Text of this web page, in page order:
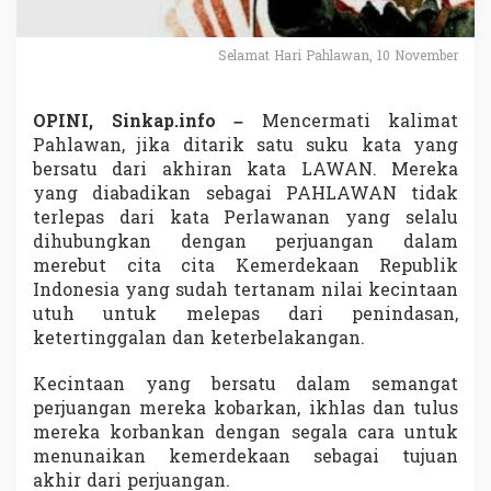
t
i
H
P
a
h
l
a
w
a
n
Selamat Hari Pahlawan, 10 November
OPINI, Sinkap.info – Mencermati kalimat
Pahlawan, jika ditarik satu suku kata yang
bersatu dari akhiran kata LAWAN. Mereka
yang diabadikan sebagai PAHLAWAN tidak
terlepas dari kata Perlawanan yang selalu
dihubungkan dengan perjuangan dalam
merebut cita cita Kemerdekaan Republik
Indonesia yang sudah tertanam nilai kecintaan
utuh untuk melepas dari penindasan,
ketertinggalan dan keterbelakangan.
Kecintaan yang bersatu dalam semangat
perjuangan mereka kobarkan, ikhlas dan tulus
mereka korbankan dengan segala cara untuk
menunaikan kemerdekaan sebagai tujuan
akhir dari perjuangan.